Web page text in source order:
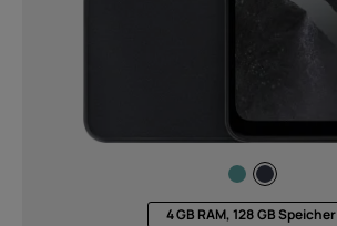
4 GB RAM, 128 GB Speicher